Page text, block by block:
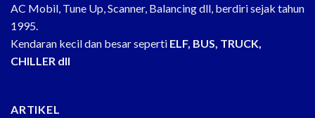
AC Mobil, Tune Up, Scanner, Balancing dll, berdiri sejak tahun
1995.
Kendaran kecil dan besar seperti ELF, BUS, TRUCK,
CHILLER dll
ARTIKEL